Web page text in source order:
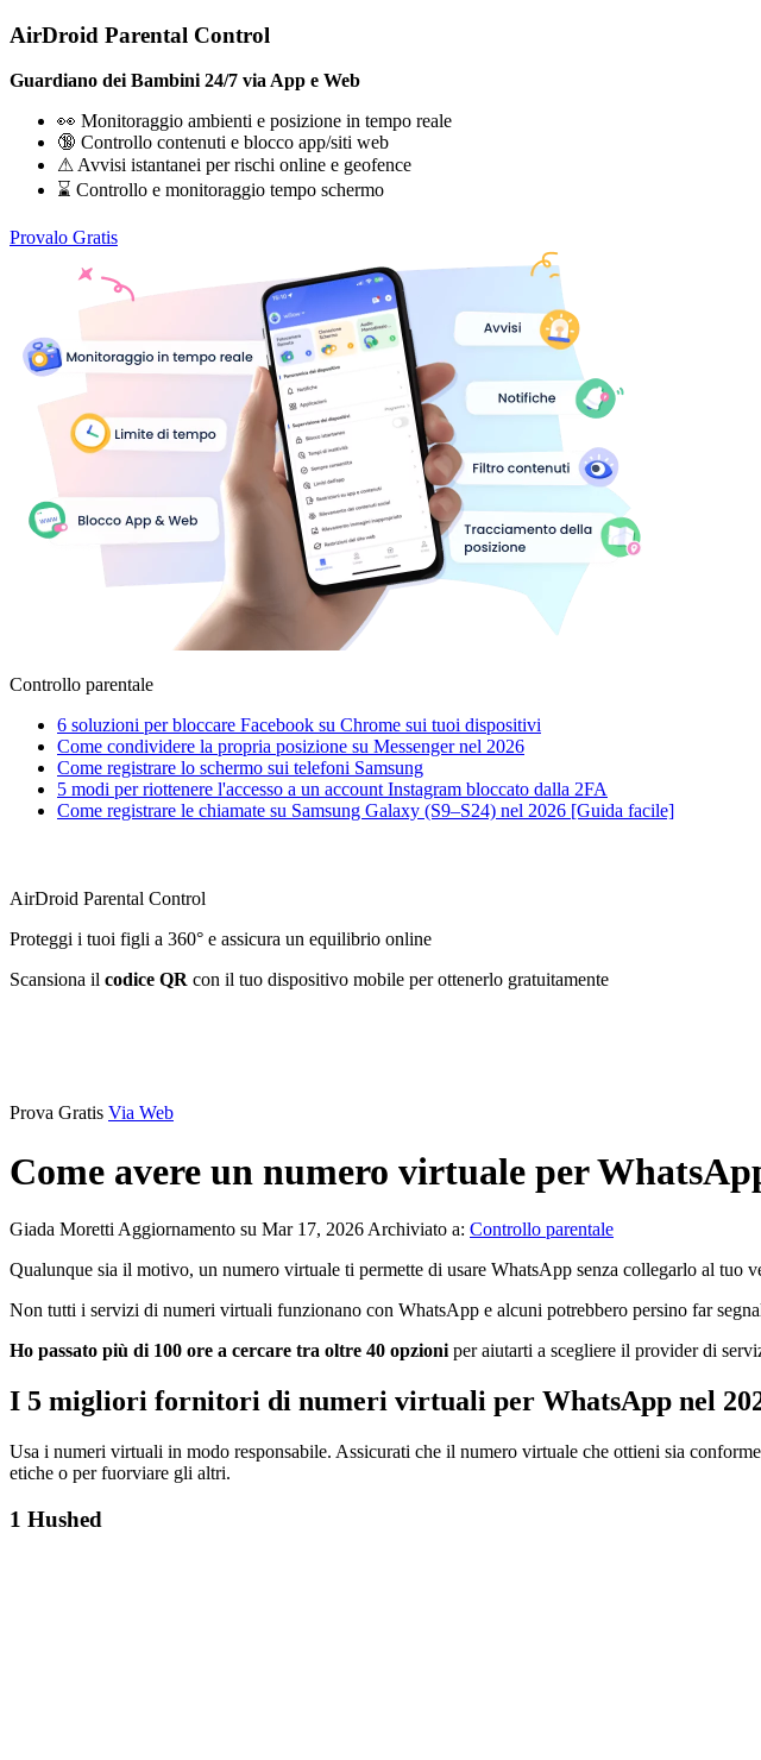
AirDroid Parental Control
Guardiano dei Bambini 24/7 via App e Web
👀 Monitoraggio ambienti e posizione in tempo reale
🔞 Controllo contenuti e blocco app/siti web
⚠ Avvisi istantanei per rischi online e geofence
⌛ Controllo e monitoraggio tempo schermo
Provalo Gratis
Controllo parentale
6 soluzioni per bloccare Facebook su Chrome sui tuoi dispositivi
Come condividere la propria posizione su Messenger nel 2026
Come registrare lo schermo sui telefoni Samsung
5 modi per riottenere l'accesso a un account Instagram bloccato dalla 2FA
Come registrare le chiamate su Samsung Galaxy (S9–S24) nel 2026 [Guida facile]
AirDroid Parental Control
Proteggi i tuoi figli a 360° e assicura un equilibrio online
Scansiona il codice QR con il tuo dispositivo mobile per ottenerlo gratuitamente
Prova Gratis Via Web
Come avere un numero virtuale per
Giada Moretti Aggiornamento su Mar 17, 2026 Archiviato a: Controllo parentale
Qualunque sia il motivo, un numero virtuale ti permette di usare WhatsApp senza collegarlo al
Non tutti i servizi di numeri virtuali funzionano con WhatsApp e alcuni potrebbero persino far
Ho passato più di 100 ore a cercare tra oltre 40 opzioni per aiutarti a scegliere il provider di
I 5 migliori fornitori di numeri virtuali per WhatsApp nel
Usa i numeri virtuali in modo responsabile. Assicurati che il numero virtuale che ottieni sia
etiche o per fuorviare gli altri.
1 Hushed